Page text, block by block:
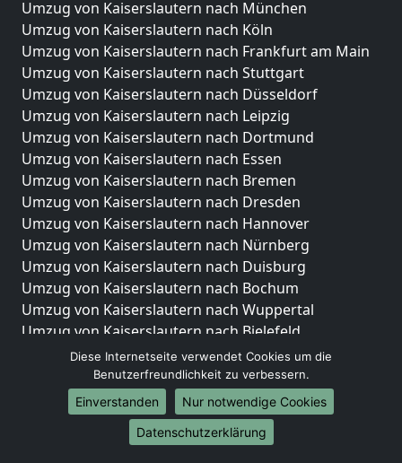
Umzug von Kaiserslautern nach München
Umzug von Kaiserslautern nach Köln
Umzug von Kaiserslautern nach Frankfurt am Main
Umzug von Kaiserslautern nach Stuttgart
Umzug von Kaiserslautern nach Düsseldorf
Umzug von Kaiserslautern nach Leipzig
Umzug von Kaiserslautern nach Dortmund
Umzug von Kaiserslautern nach Essen
Umzug von Kaiserslautern nach Bremen
Umzug von Kaiserslautern nach Dresden
Umzug von Kaiserslautern nach Hannover
Umzug von Kaiserslautern nach Nürnberg
Umzug von Kaiserslautern nach Duisburg
Umzug von Kaiserslautern nach Bochum
Umzug von Kaiserslautern nach Wuppertal
Umzug von Kaiserslautern nach Bielefeld
Umzug von Kaiserslautern nach Bonn
Umzug von Kaiserslautern nach Münster
Internationale-Umzüge
Umzug von Kaiserslautern nach Brasilien
Diese Internetseite verwendet Cookies um die
Benutzerfreundlichkeit zu verbessern.
Einverstanden
Nur notwendige Cookies
Datenschutzerklärung